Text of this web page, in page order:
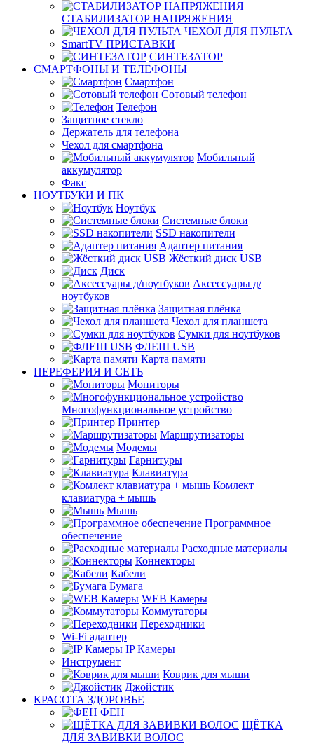
СТАБИЛИЗАТОР НАПРЯЖЕНИЯ
ЧЕХОЛ ДЛЯ ПУЛЬТА
SmartTV ПРИСТАВКИ
СИНТЕЗАТОР
СМАРТФОНЫ И ТЕЛЕФОНЫ
Смартфон
Сотовый телефон
Телефон
Защитное стекло
Держатель для телефона
Чехол для смартфона
Мобильный
аккумулятор
Факс
НОУТБУКИ И ПК
Ноутбук
Системные блоки
SSD накопители
Адаптер питания
Жёсткий диск USB
Диск
Аксессуары д/
ноутбуков
Защитная плёнка
Чехол для планшета
Сумки для ноутбуков
ФЛЕШ USB
Карта памяти
ПЕРЕФЕРИЯ И СЕТЬ
Мониторы
Многофункциональное устройство
Принтер
Маршрутизаторы
Модемы
Гарнитуры
Клавиатура
Комлект
клавиатура + мышь
Мышь
Программное
обеспечение
Расходные материалы
Коннекторы
Кабели
Бумага
WEB Камеры
Коммутаторы
Переходники
Wi-Fi адаптер
IP Камеры
Инструмент
Коврик для мыши
Джойстик
КРАСОТА ЗДОРОВЬЕ
ФЕН
ЩЁТКА
ДЛЯ ЗАВИВКИ ВОЛОС